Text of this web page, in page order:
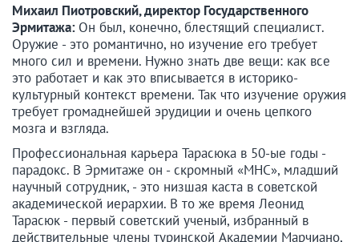
Михаил Пиотровский, директор Государственного
Эрмитажа: Он был, конечно, блестящий специалист.
Оружие - это романтично, но изучение его требует
много сил и времени. Нужно знать две вещи: как все
это работает и как это вписывается в историко-
культурный контекст времени. Так что изучение оружия
требует громаднейшей эрудиции и очень цепкого
мозга и взгляда.
Профессиональная карьера Тарасюка в 50-ые годы -
парадокс. В Эрмитаже он - скромный «МНС», младший
научный сотрудник, - это низшая каста в советской
академической иерархии. В то же время Леонид
Тарасюк - первый советский ученый, избранный в
действительные члены туринской Академии Марчиано,